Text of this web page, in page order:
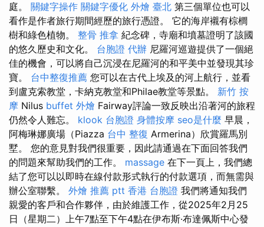
庭。 關鍵字操作 關鍵字優化 外燴 臺北 第三個單位也可以
看作是作者旅行期間經歷的旅行憑證。 它的海岸襯有棕櫚
樹和綠色植物。 整骨 推拿 紀念碑，寺廟和墳墓證明了該國
的悠久歷史和文化。 台胞證 代辦 尼羅河巡遊提供了一個絕
佳的機會，可以將自己沉浸在尼羅河的和平美中並發現其珍
寶。 台中整復推薦 您可以在古代上埃及的河上航行，並看
到盧克索教堂，卡納克教堂和Philae教堂等景點。 新竹 按
摩 Nilus buffet 外燴 Fairway評論一致反映出沿著河的旅程
仍然令人難忘。 klook 台胞證 身體按摩 seo是什麼 早晨，
阿梅琳娜廣場（Piazza 台中 整復 Armerina）欣賞羅馬別
墅。 您的意見對我們很重要，因此請通過在下面回答我們
的問題來幫助我們的工作。 massage 在下一頁上，我們總
結了您可以以即時在線付款形式執行的付款選項，而無需與
辦公室聯繫。 外燴 推薦 ptt 香港 台胞證 我們將通知我們
親愛的客戶和合作夥伴，由於維護工作，從2025年2月25
日（星期二）上午7點至下午4點在伊布斯·布達佩斯中心發